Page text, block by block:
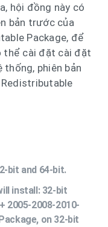
hội đồng này có
bản trước của
Package, để
thể cài đặt cài đặt
thống, phiên bản
bit and 64-bit.
install: 32-bit
2005-2008-2010-
on 32-bit